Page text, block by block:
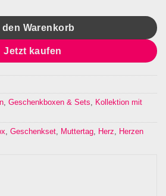
den Warenkorb
Jetzt kaufen
Geschenkboxen & Sets
Kollektion mit
Geschenkset Muttertag Herz Herzen